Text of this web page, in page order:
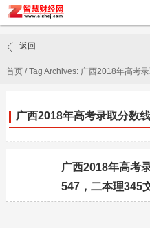
首页/Tag Archives: 广西2018年高考
返回
广西2018年高考录取分数线
广西2018年高考
547，二本理345